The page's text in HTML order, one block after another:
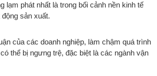
lạm phát nhất là trong bối cảnh nền kinh tế
sản xuất.
của các doanh nghiệp, làm chậm quá trình
thể bị ngưng trệ, đặc biệt là các ngành vận